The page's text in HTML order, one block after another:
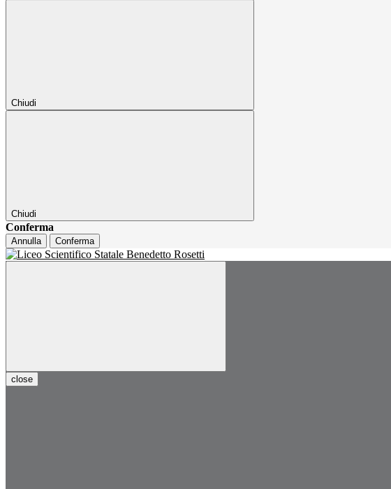
Chiudi
Chiudi
Conferma
Annulla Conferma
close